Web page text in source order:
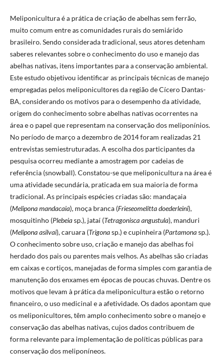
Meliponicultura é a prática de criação de abelhas sem ferrão,
muito comum entre as comunidades rurais do semiárido
brasileiro. Sendo considerada tradicional, seus atores detenham
saberes relevantes sobre o conhecimento do uso e manejo das
abelhas nativas, itens importantes para a conservação ambiental.
Este estudo objetivou identificar as principais técnicas de manejo
empregadas pelos meliponicultores da região de Cícero Dantas-
BA, considerando os motivos para o desempenho da atividade,
origem do conhecimento sobre abelhas nativas ocorrentes na
área e o papel que representam na conservação dos meliponínios.
No período de março a dezembro de 2014 foram realizadas 21
entrevistas semiestruturadas. A escolha dos participantes da
pesquisa ocorreu mediante a amostragem por cadeias de
referência (snowball). Constatou-se que meliponicultura na área é
uma atividade secundária, praticada em sua maioria de forma
tradicional. As principais espécies criadas são: mandaçaia
(Meliponamandacaia), moça branca (Frieseomelitta doederleini),
mosquitinho (Plebeiasp.), jataí (Tetragonisca angustula), manduri
(Melipona asilvai), caruara (Trigonasp.) e cupinheira (Partamonasp.).
O conhecimento sobre uso, criação e manejo das abelhas foi
herdado dos pais ou parentes mais velhos. As abelhas são criadas
em caixas e cortiços, manejadas de forma simples com garantia de
manutenção dos enxames em épocas de poucas chuvas. Dentre os
motivos que levam à prática da meliponicultura estão o retorno
financeiro, o uso medicinal e a afetividade. Os dados apontam que
os meliponicultores, têm amplo conhecimento sobre o manejo e
conservação das abelhas nativas, cujos dados contribuem de
forma relevante para implementação de políticas públicas para
conservação dos meliponíneos.